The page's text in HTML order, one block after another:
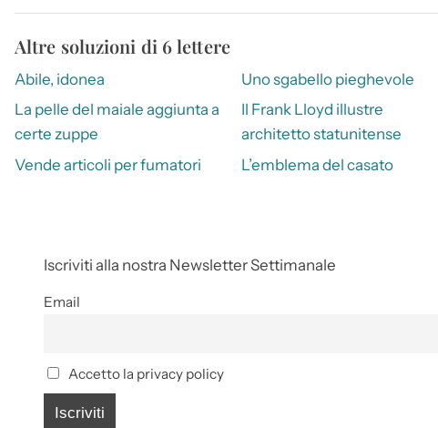
Altre soluzioni di 6 lettere
Abile, idonea Uno sgabello pieghevole
La pelle del maiale aggiunta a
certe zuppe
Il Frank Lloyd illustre
architetto statunitense
Vende articoli per fumatori L’emblema del casato
Iscriviti alla nostra Newsletter Settimanale
Email
Accetto la privacy policy